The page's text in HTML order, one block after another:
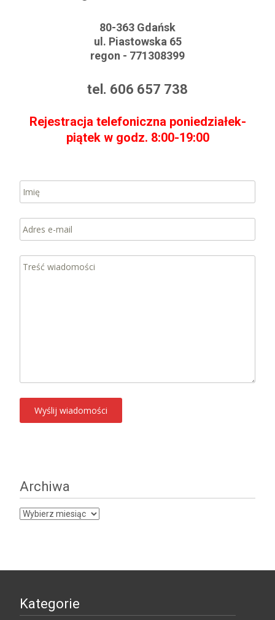
80-363 Gdańsk
ul. Piastowska 65
regon - 771308399
tel. 606 657 738
Rejestracja telefoniczna poniedziałek-
piątek w godz. 8:00-19:00
Archiwa
Archiwa
Kategorie